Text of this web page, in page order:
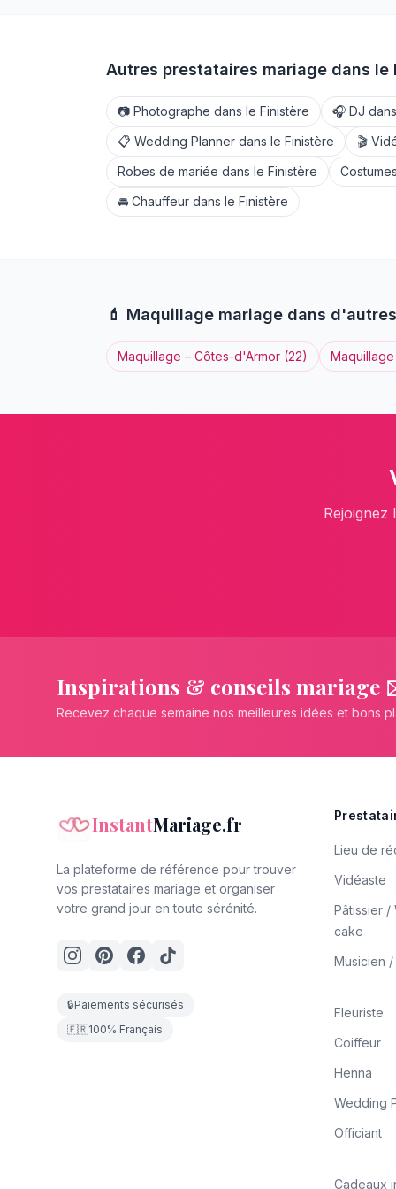
Autres prestataires mariage dans le
📷 Photographe dans le Finistère 🎧 DJ
📋 Wedding Planner dans le Finistère 🎬
Robes de mariée dans le Finistère
🚘 Chauffeur dans le Finistère
💄 Maquillage mariage dans
Maquillage – Côtes-d'Armor (22) Maquillage
Rejoignez
Inspirations & conseils mariage
Recevez chaque semaine nos meilleures idées et bons
InstantMariage.fr
La plateforme de référence pour trouver
vos prestataires mariage et organiser
votre grand jour en toute sérénité.
🔒Paiements sécurisés
🇫🇷100% Français
Lieu de
Vidéaste
Pâtissier /
cake
Musicien
Fleuriste
Coiffeur
Henna
Wedding
Officiant
Cadeaux